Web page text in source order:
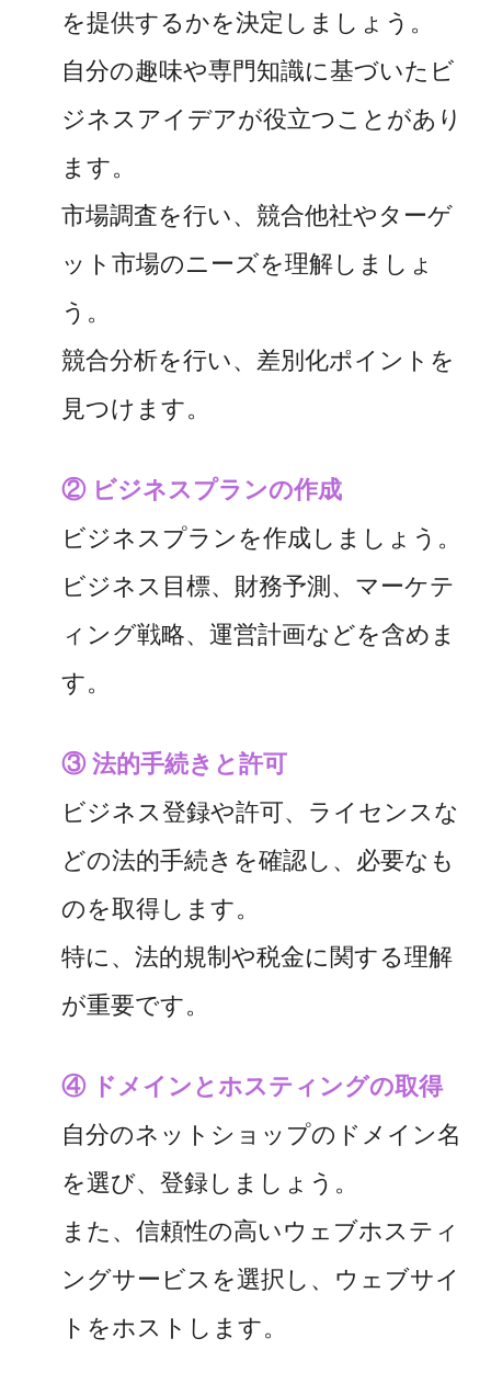
を提供するかを決定しましょう。
自分の趣味や専門知識に基づいたビ
ジネスアイデアが役立つことがあり
ます。
市場調査を行い、競合他社やターゲ
ット市場のニーズを理解しましょ
う。
競合分析を行い、差別化ポイントを
見つけます。
② ビジネスプランの作成
ビジネスプランを作成しましょう。
ビジネス目標、財務予測、マーケテ
ィング戦略、運営計画などを含めま
す。
③ 法的手続きと許可
ビジネス登録や許可、ライセンスな
どの法的手続きを確認し、必要なも
のを取得します。
特に、法的規制や税金に関する理解
が重要です。
④ ドメインとホスティングの取得
自分のネットショップのドメイン名
を選び、登録しましょう。
また、信頼性の高いウェブホスティ
ングサービスを選択し、ウェブサイ
トをホストします。